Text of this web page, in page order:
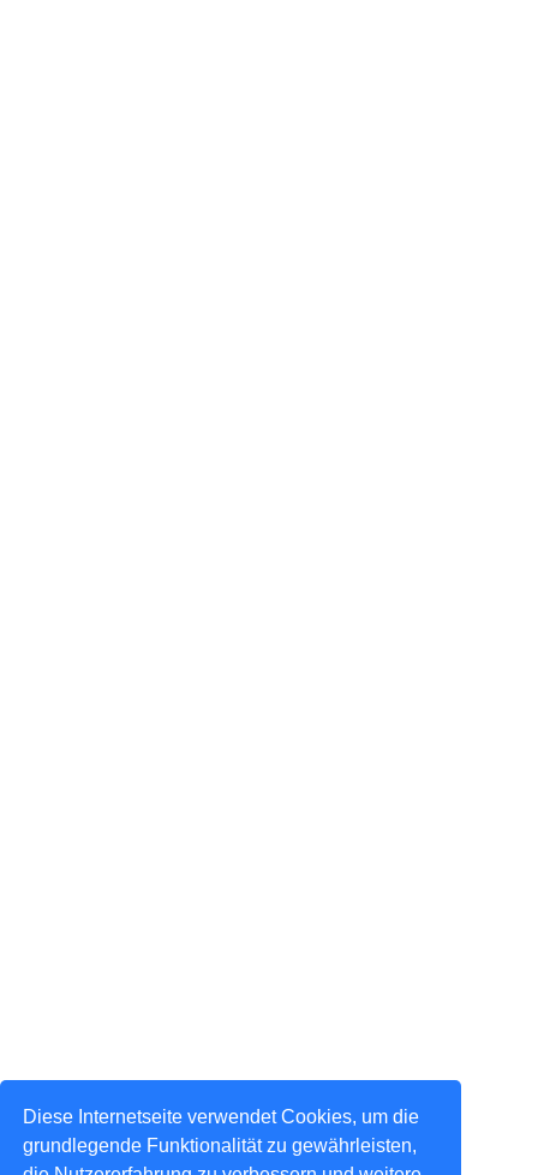
Diese Internetseite verwendet Cookies, um die
grundlegende Funktionalität zu gewährleisten,